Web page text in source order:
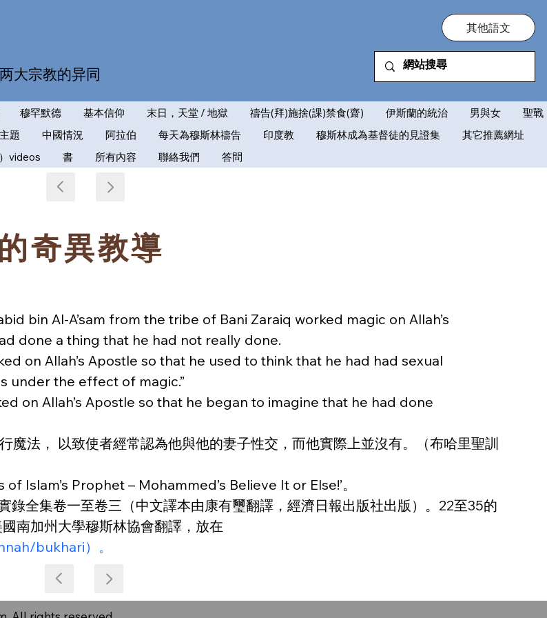
大宗教的异同
其他語文
穆罕默德 基本信仰 末日，天堂 / 地獄 禱告(拜)施捨(課)禁食(齋) 伊斯蘭的統治 男與女
聖戰
題 中國情況 阿拉伯 每天為穆斯林禱告 印度教 穆斯林成為基督徒的見證集
其它推薦網址
videos
書 所有內容 聯絡我們 答問
奇異教導
bin Al-A’sam from the tribe of Bani Zaraiq worked magic on Allah’s
done a thing that he had not really done.
on Allah’s Apostle so that he used to think that he had had sexual
under the effect of magic.”
on Allah’s Apostle so that he began to imagine that he had done
法， 以致使者經常認為他與他的妻子性交，而他實際上並沒有。（布哈里聖訓
Islam’s Prophet – Mohammed’s Believe It or Else!’。
錄全集卷一至卷三（中文譯本由康有璽翻譯，經濟日報出版社出版）。22至35的
南加州大學穆斯林協會翻譯，放在
bukhari）。